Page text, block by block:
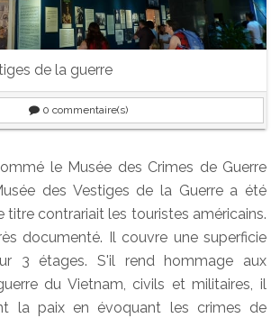
de la guerre
0 commentaire(s)
le Musée des Crimes de Guerre
des Vestiges de la Guerre a été
titre contrariait les touristes américains.
documenté. Il couvre une superficie
3 étages. S'il rend hommage aux
du Vietnam, civils et militaires, il
la paix en évoquant les crimes de